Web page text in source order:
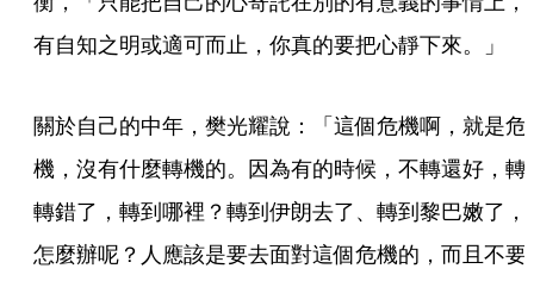
有自知之明或適可而止，你真的要把心靜下來。」
關於自己的中年，樊光耀說：「這個危機啊，就是危
機，沒有什麼轉機的。因為有的時候，不轉還好，轉
轉錯了，轉到哪裡？轉到伊朗去了、轉到黎巴嫩了，
怎麼辦呢？人應該是要去面對這個危機的，而且不要